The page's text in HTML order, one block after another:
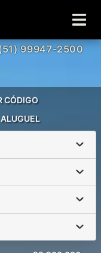
99947-2500
ALUGUEL
CÓDIGO